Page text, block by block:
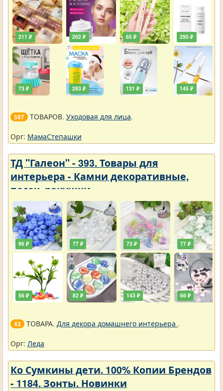
211 ₽
73 ₽
202 ₽
283 ₽
65 ₽
131 ₽
290 ₽
145 ₽
597 ТОВАРОВ. Уходовая для лица.
Орг: МамаСтепашки
ТД "Галеон" - 393. Товары для
интерьера - Камни декоративные,
песок, ракушки
96 ₽
56 ₽
77 ₽
82 ₽
73 ₽
143 ₽
77 ₽
66 ₽
43 ТОВАРА. Для декора домашнего интерьера .
Орг: Леда
Ко Сумкины дети. 100% Копии Брендов
- 1184. Зонты. Новинки